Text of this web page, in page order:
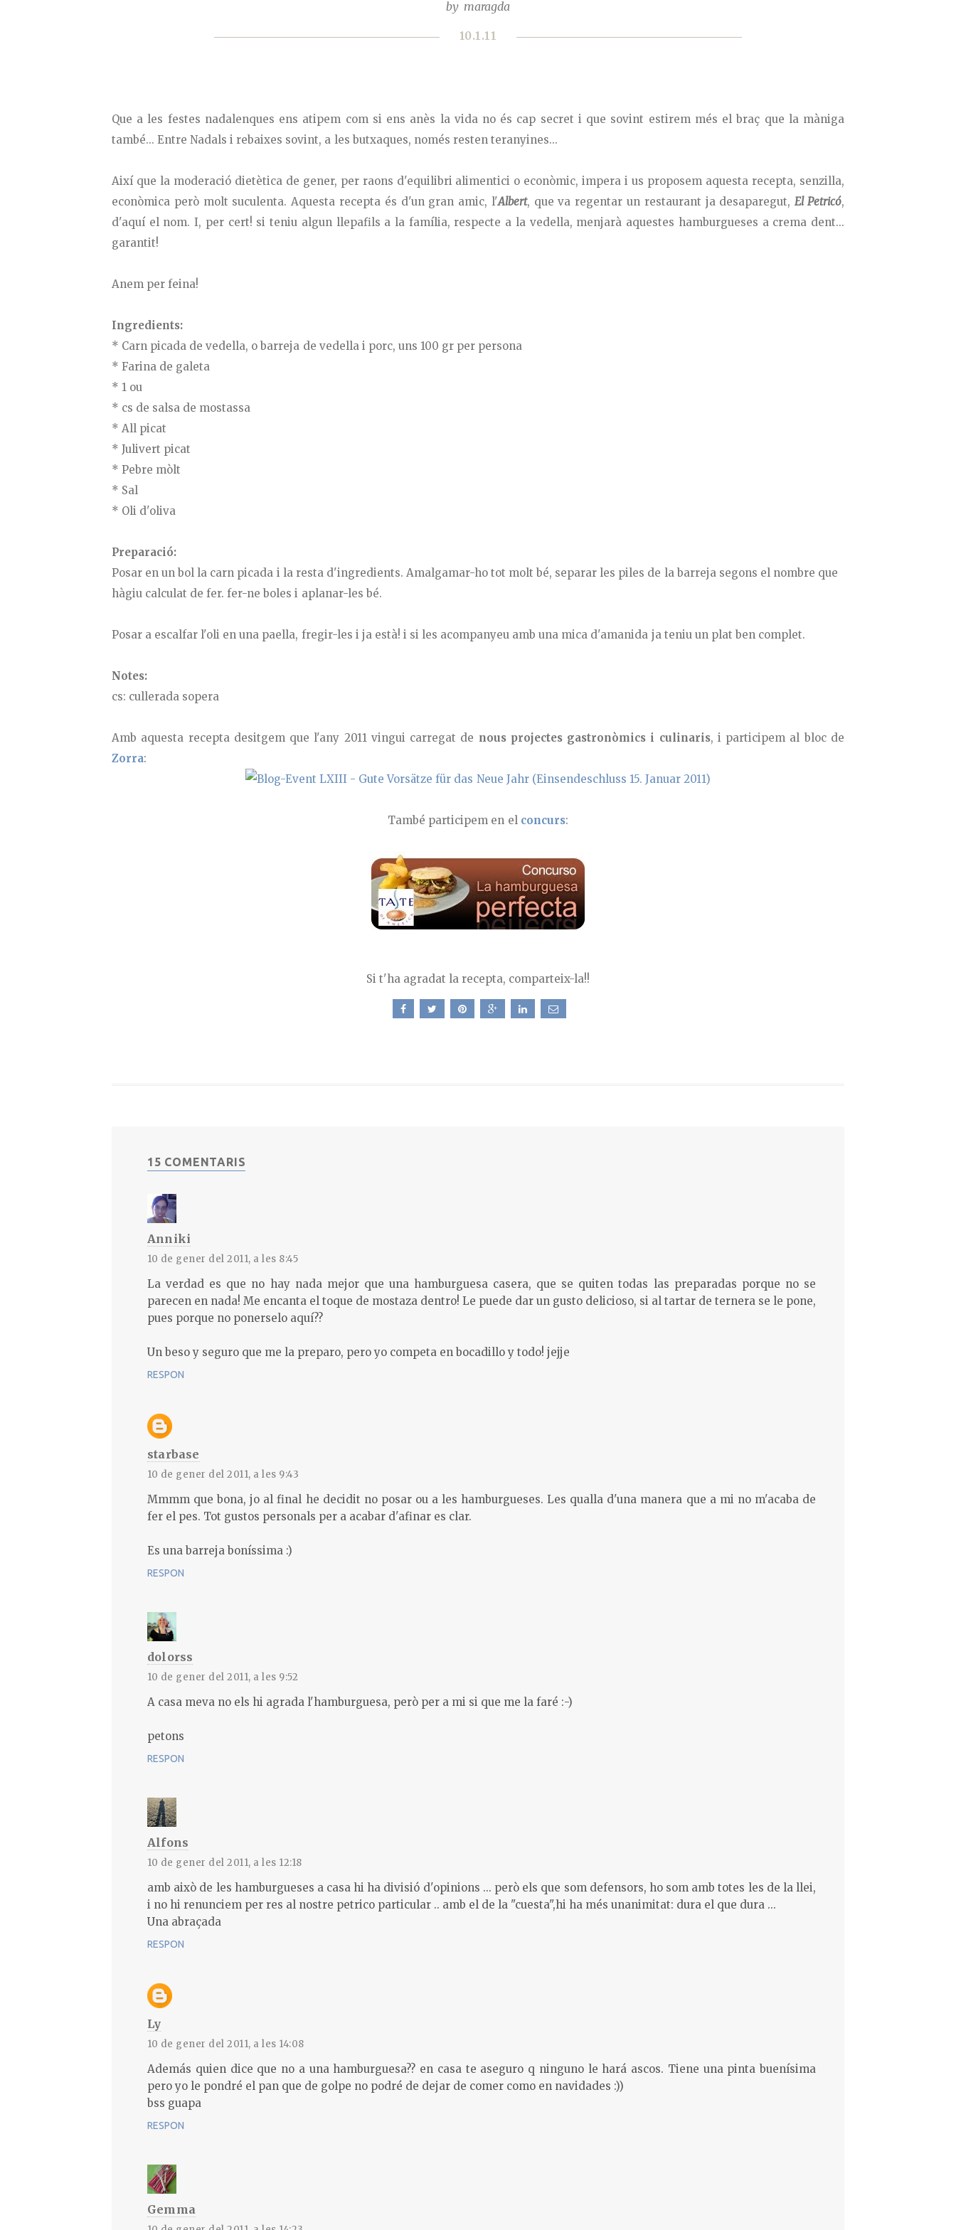
by maragda
10.1.11
Que a les festes nadalenques ens atipem com si ens anès la vida no és cap secret i que sovint estirem més el braç que la màniga
també... Entre Nadals i rebaixes sovint, a les butxaques, només resten teranyines...
Així que la moderació dietètica de gener, per raons d'equilibri alimentici o econòmic, impera i us proposem aquesta recepta, senzilla,
econòmica però molt suculenta. Aquesta recepta és d'un gran amic, l'Albert, que va regentar un restaurant ja desaparegut,El Petricó,
d'aquí el nom. I, per cert! si teniu algun llepafils a la família, respecte a la vedella, menjarà aquestes hamburgueses a crema dent...
garantit!
Anem per feina!
Ingredients:
* Carn picada de vedella, o barreja de vedella i porc, uns 100 gr per persona
* Farina de galeta
* 1 ou
* cs de salsa de mostassa
* All picat
* Julivert picat
* Pebre mòlt
* Sal
* Oli d'oliva
Preparació:
Posar en un bol la carn picada i la resta d'ingredients. Amalgamar-ho tot molt bé, separar les piles de la barreja segons el nombre que
hàgiu calculat de fer. fer-ne boles i aplanar-les bé.
Posar a escalfar l'oli en una paella, fregir-les i ja està! i si les acompanyeu amb una mica d'amanida ja teniu un plat ben complet.
Notes:
cs: cullerada sopera
Amb aquesta recepta desitgem que l'any 2011 vingui carregat de nous projectes gastronòmics i culinaris, i participem al bloc de
Zorra:
També participem en el concurs:
Si t'ha agradat la recepta, comparteix-la!!
15 COMENTARIS
Anniki
10 de gener del 2011, a les 8:45
La verdad es que no hay nada mejor que una hamburguesa casera, que se quiten todas las preparadas porque no se
parecen en nada! Me encanta el toque de mostaza dentro! Le puede dar un gusto delicioso, si al tartar de ternera se le pone,
pues porque no ponerselo aquí??
Un beso y seguro que me la preparo, pero yo competa en bocadillo y todo! jejje
RESPON
starbase
10 de gener del 2011, a les 9:43
Mmmm que bona, jo al final he decidit no posar ou a les hamburgueses. Les qualla d'una manera que a mi no m'acaba de
fer el pes. Tot gustos personals per a acabar d'afinar es clar.
Es una barreja boníssima :)
RESPON
dolorss
10 de gener del 2011, a les 9:52
A casa meva no els hi agrada l'hamburguesa, però per a mi si que me la faré :-)
petons
RESPON
Alfons
10 de gener del 2011, a les 12:18
amb això de les hamburgueses a casa hi ha divisió d'opinions ... però els que som defensors, ho som amb totes les de la llei,
i no hi renunciem per res al nostre petrico particular .. amb el de la "cuesta",hi ha més unanimitat: dura el que dura ...
Una abraçada
RESPON
Ly
10 de gener del 2011, a les 14:08
Además quien dice que no a una hamburguesa?? en casa te aseguro q ninguno le hará ascos. Tiene una pinta buenísima
pero yo le pondré el pan que de golpe no podré de dejar de comer como en navidades :))
bss guapa
RESPON
Gemma